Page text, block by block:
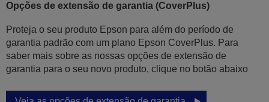
Opções de extensão de garantia (CoverPlus)
Proteja o seu produto Epson para além do período de
garantia padrão com um plano Epson CoverPlus. Para
saber mais sobre as nossas opções de extensão de
garantia para o seu novo produto, clique no botão abaixo